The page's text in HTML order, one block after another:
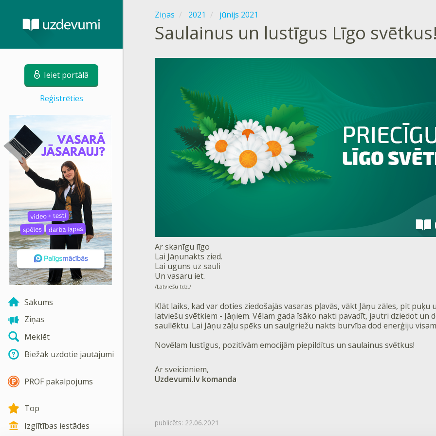
Ieiet portālā
Reģistrēties
Sākums
Ziņas
Meklēt
Biežāk uzdotie jautājumi
PROF pakalpojums
Top
Izglītības iestādes
Ziņas 2021 jūnijs 2021
Saulainus un lustīgus Līgo
Ar skanīgu līgo
Lai Jāņunakts zied.
Lai uguns uz sauli
Un vasaru iet.
/Latviešu tdz./
Klāt laiks, kad var doties ziedošajās vasaras pļavās, vākt Jāņu zāles, pīt
latviešu svētkiem - Jāņiem. Vēlam gada īsāko nakti pavadīt, jautri dziedot
saullēktu. Lai Jāņu zāļu spēks un saulgriežu nakts burvība dod enerģiju
Novēlam lustīgus, pozitīvām emocijām piepildītus un saulainus svētkus!
Ar sveicieniem,
Uzdevumi.lv komanda
publicēts: 22.06.2021